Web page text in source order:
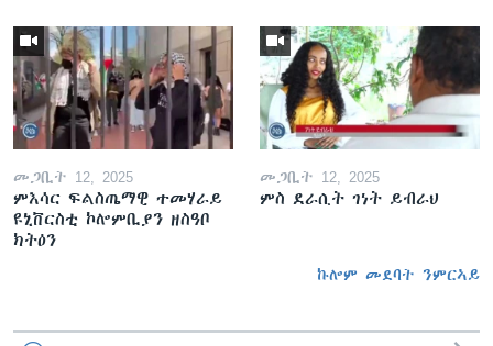
መጋቢት 12, 2025
ምእሳር ፍልስጤማዊ ተመሃራይ
ዩኒቨርስቲ ኮሎምቢያን ዘስዓቦ
ክትዕን
መጋቢት 12, 2025
ምስ ደራሲት ገነት ይብራህ
ኩሎም መደባት ንምርኣይ